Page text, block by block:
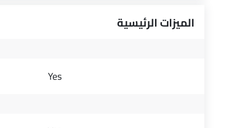
الميزات الرئيسية
Yes